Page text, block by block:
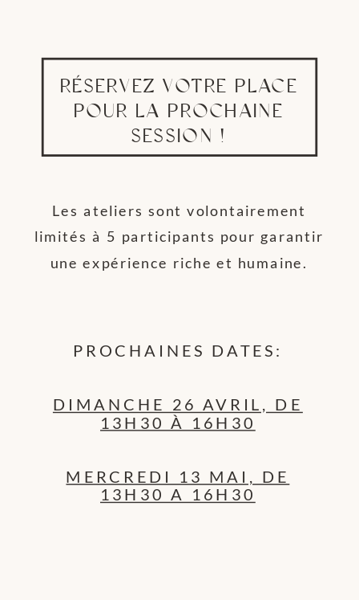
RÉSERVEZ VOTRE PLACE
POUR LA PROCHAINE
SESSION !
Les ateliers sont volontairement
limités à 5 participants pour garantir
une expérience riche et humaine.
PROCHAINES DATES:
DIMANCHE 26 AVRIL, DE
13H30 À 16H30
MERCREDI 13 MAI, DE
13H30 A 16H30